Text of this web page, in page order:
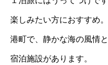
楽しみたい方におすすめ
港町で、静かな海の風情
宿泊施設があります。